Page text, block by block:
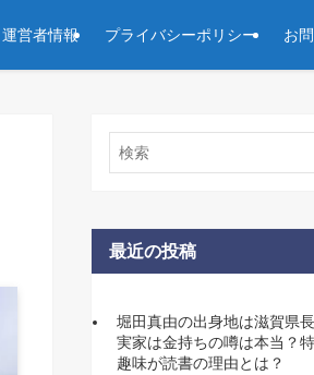
運営者情報 プライバシーポリシー お
最近の投稿
堀田真由の出身地は滋賀県
実家は金持ちの噂は本当？
趣味が読書の理由とは？